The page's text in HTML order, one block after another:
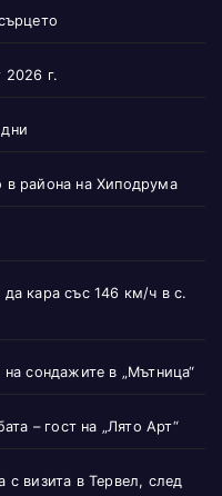
2026 г.
в района на Хиподрума
кара със 146 км/ч в с.
на сондажите в „Мътница“
– гост на „Лято Арт“
с визита в Тервел, след